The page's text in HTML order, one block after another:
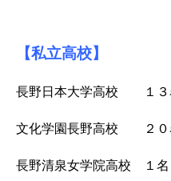
【私立高校】
長野日本大学高校 １３
文化学園長野高校 ２０
長野清泉女学院高校 １名